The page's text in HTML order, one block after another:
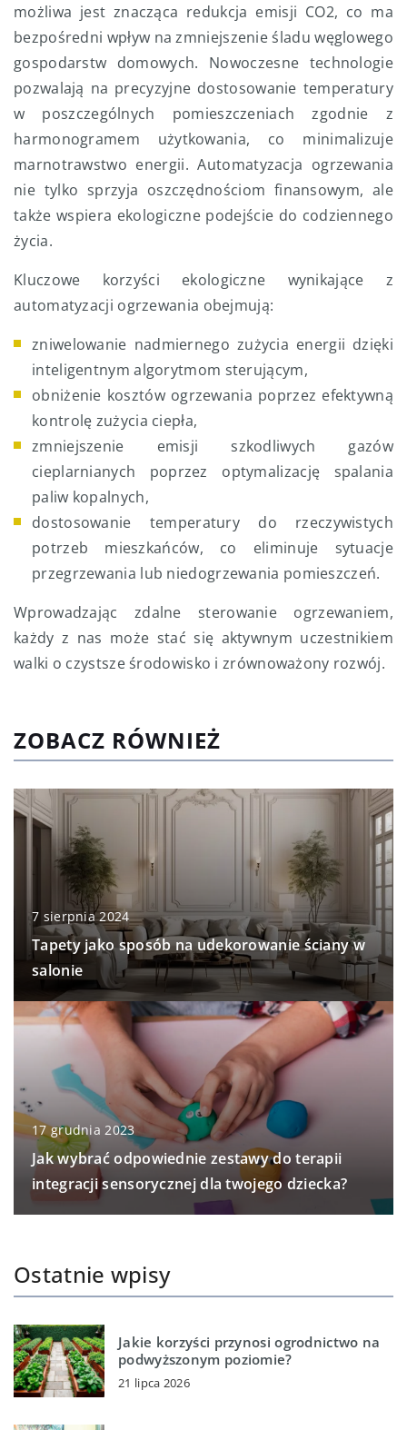
możliwa jest znacząca redukcja emisji CO2, co ma
bezpośredni wpływ na zmniejszenie śladu węglowego
gospodarstw domowych. Nowoczesne technologie
pozwalają na precyzyjne dostosowanie temperatury
w poszczególnych pomieszczeniach zgodnie z
harmonogramem użytkowania, co minimalizuje
marnotrawstwo energii. Automatyzacja ogrzewania
nie tylko sprzyja oszczędnościom finansowym, ale
także wspiera ekologiczne podejście do codziennego
życia.
Kluczowe korzyści ekologiczne wynikające z
automatyzacji ogrzewania obejmują:
zniwelowanie nadmiernego zużycia energii dzięki
inteligentnym algorytmom sterującym,
obniżenie kosztów ogrzewania poprzez efektywną
kontrolę zużycia ciepła,
zmniejszenie emisji szkodliwych gazów
cieplarnianych poprzez optymalizację spalania
paliw kopalnych,
dostosowanie temperatury do rzeczywistych
potrzeb mieszkańców, co eliminuje sytuacje
przegrzewania lub niedogrzewania pomieszczeń.
Wprowadzając zdalne sterowanie ogrzewaniem,
każdy z nas może stać się aktywnym uczestnikiem
walki o czystsze środowisko i zrównoważony rozwój.
ZOBACZ RÓWNIEŻ
7 sierpnia 2024
Tapety jako sposób na udekorowanie ściany w
salonie
17 grudnia 2023
Jak wybrać odpowiednie zestawy do terapii
integracji sensorycznej dla twojego dziecka?
Ostatnie wpisy
Jakie korzyści przynosi ogrodnictwo na
podwyższonym poziomie?
21 lipca 2026